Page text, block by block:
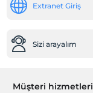
Klima
Extranet Giriş
Sizi arayalım
Müşteri hizmetleri